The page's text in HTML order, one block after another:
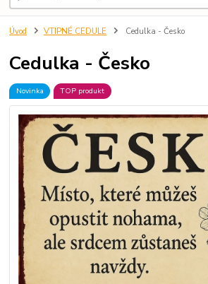
Úvod VTIPNÉ CEDULE Cedulka - Česko
Cedulka - Česko
Novinka TOP produkt